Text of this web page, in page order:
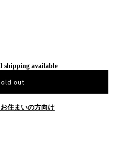
shipping available
out
住まいの方向け